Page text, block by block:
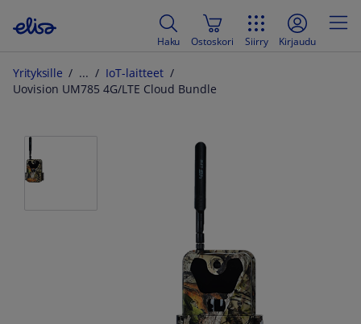
Haku Ostoskori Siirry Kirjaudu
Yrityksille
IoT-laitteet
Uovision UM785 4G/LTE Cloud Bundle